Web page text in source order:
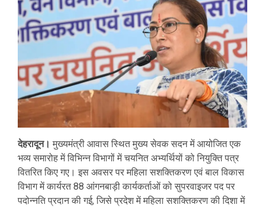
देहरादून। मुख्यमंत्री आवास स्थित मुख्य सेवक सदन में आयोजित एक
भव्य समारोह में विभिन्न विभागों में चयनित अभ्यर्थियों को नियुक्ति पत्र
वितरित किए गए। इस अवसर पर महिला सशक्तिकरण एवं बाल विकास
विभाग में कार्यरत 88 आंगनबाड़ी कार्यकर्ताओं को सुपरवाइजर पद पर
पदोन्नति प्रदान की गई, जिसे प्रदेश में महिला सशक्तिकरण की दिशा में